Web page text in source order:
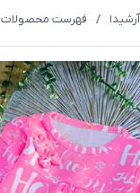
/ فهرست محصولات